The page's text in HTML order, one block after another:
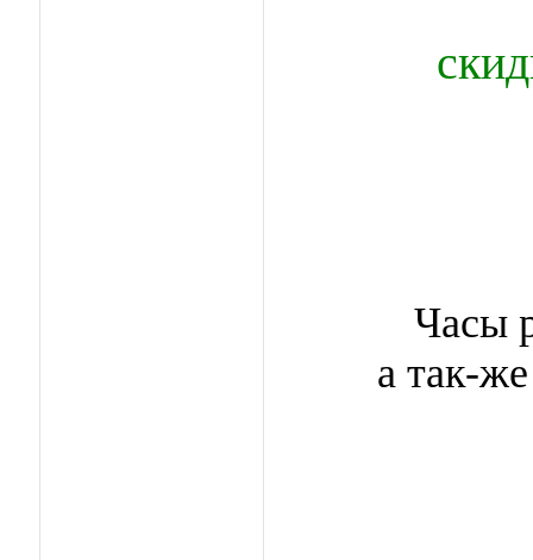
Часы
а так-